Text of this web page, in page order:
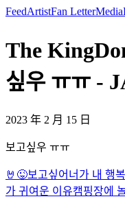
FeedArtistFan LetterMedia
The
싶우 ㅠㅠ -
2023 年 2 月 15 日
보고싶우 ㅠㅠ
🤘 😜보고싶어 너가 내 행
가 귀여운 이유캠핑장에